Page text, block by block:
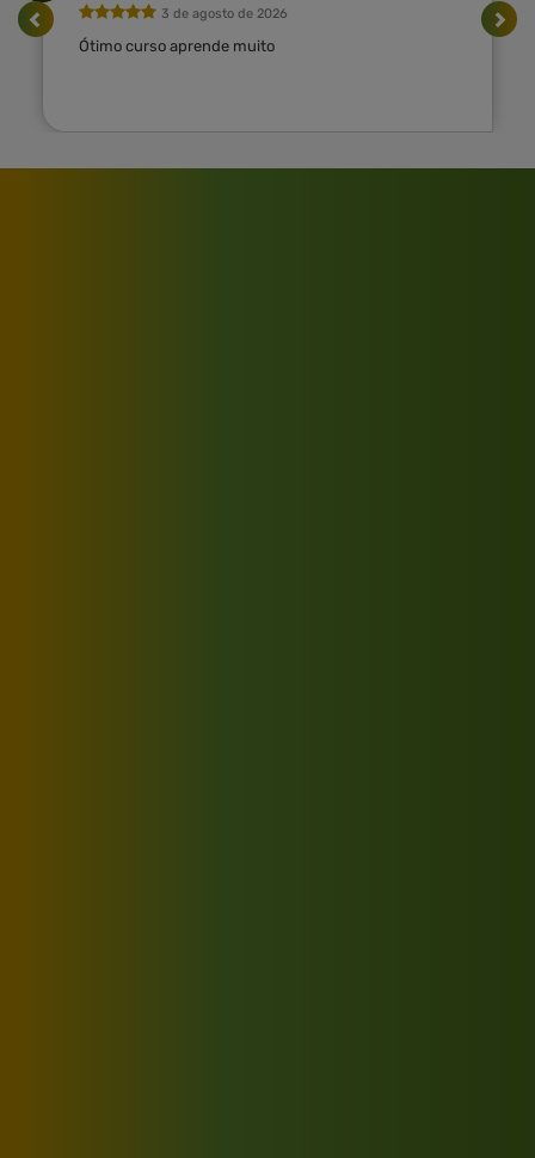
3 de agosto de 2026
Ótimo curso aprende muito